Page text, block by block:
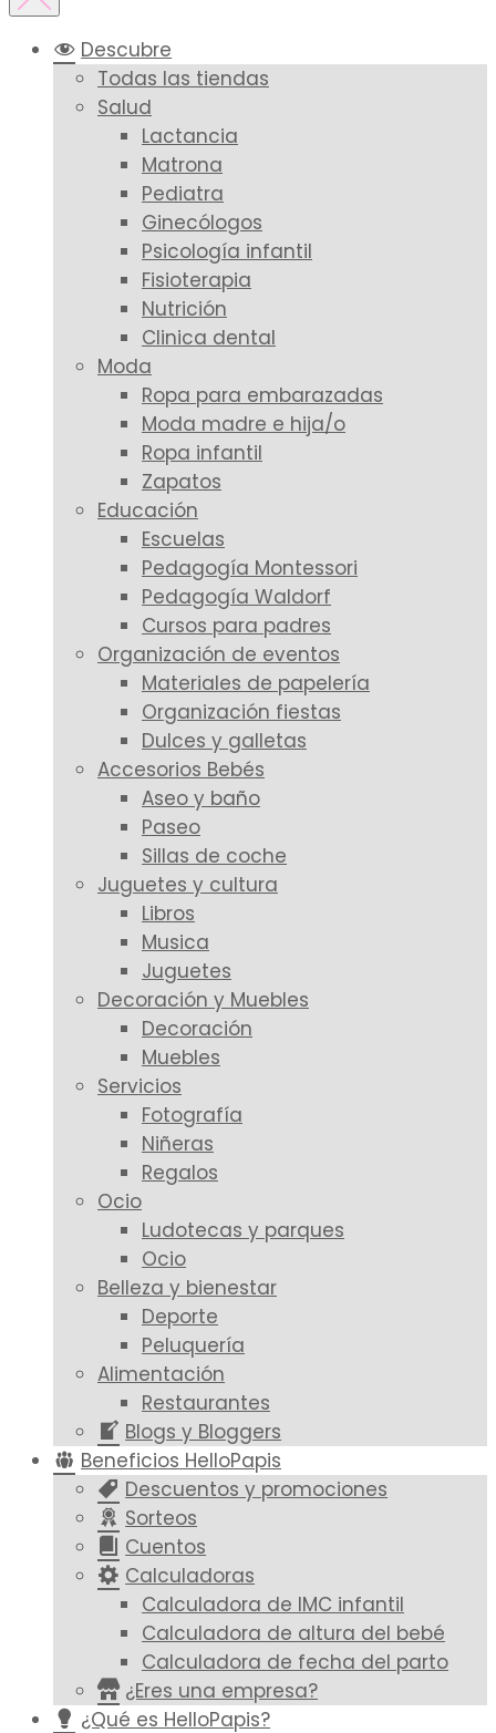
Descubre
Todas las tiendas
Salud
Lactancia
Matrona
Pediatra
Ginecólogos
Psicología infantil
Fisioterapia
Nutrición
Clinica dental
Moda
Ropa para embarazadas
Moda madre e hija/o
Ropa infantil
Zapatos
Educación
Escuelas
Pedagogía Montessori
Pedagogía Waldorf
Cursos para padres
Organización de eventos
Materiales de papelería
Organización fiestas
Dulces y galletas
Accesorios Bebés
Aseo y baño
Paseo
Sillas de coche
Juguetes y cultura
Libros
Musica
Juguetes
Decoración y Muebles
Decoración
Muebles
Servicios
Fotografía
Niñeras
Regalos
Ocio
Ludotecas y parques
Ocio
Belleza y bienestar
Deporte
Peluquería
Alimentación
Restaurantes
Blogs y Bloggers
Beneficios HelloPapis
Descuentos y promociones
Sorteos
Cuentos
Calculadoras
Calculadora de IMC infantil
Calculadora de altura del bebé
Calculadora de fecha del parto
¿Eres una empresa?
¿Qué es HelloPapis?